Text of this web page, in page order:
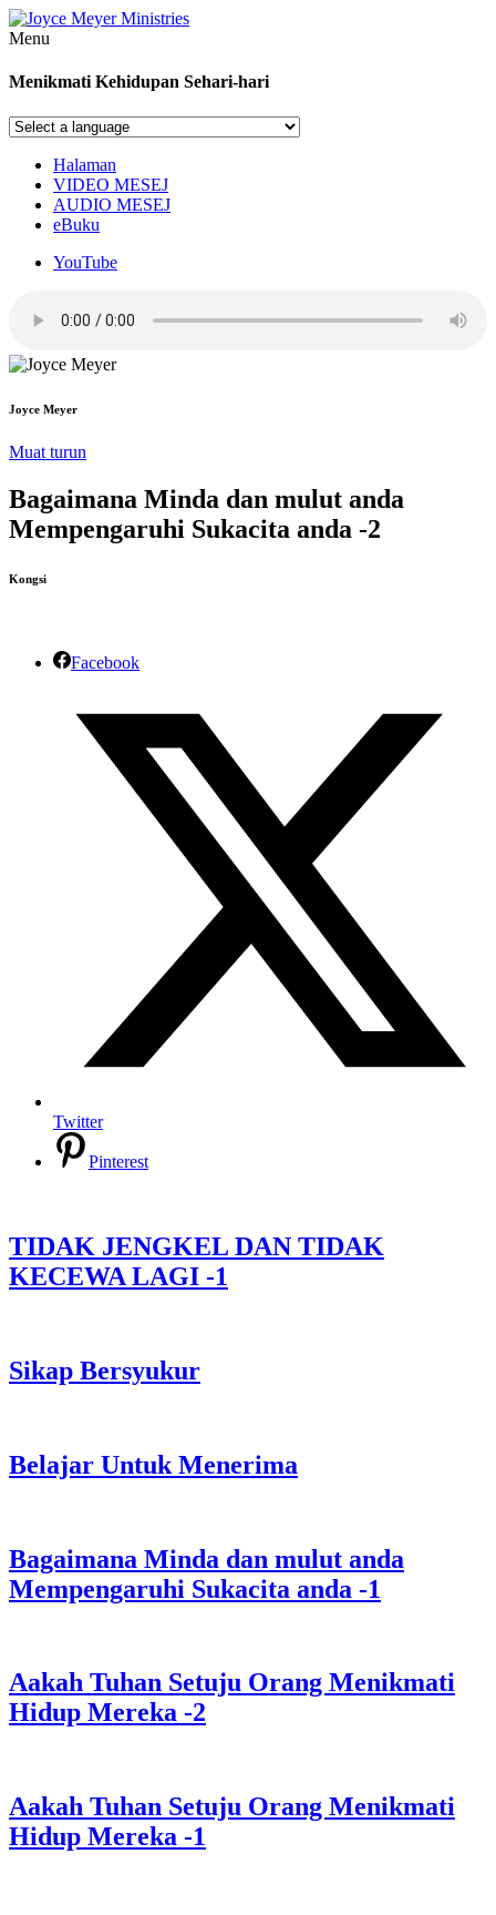
Menu
Menikmati Kehidupan Sehari-hari
Halaman
VIDEO MESEJ
AUDIO MESEJ
eBuku
YouTube
Joyce Meyer
Muat turun
Bagaimana Minda dan mulut anda
Mempengaruhi Sukacita anda -2
Kongsi
Facebook
Twitter
Pinterest
TIDAK JENGKEL DAN TIDAK
KECEWA LAGI -1
Sikap Bersyukur
Belajar Untuk Menerima
Bagaimana Minda dan mulut anda
Mempengaruhi Sukacita anda -1
Aakah Tuhan Setuju Orang Menikmati
Hidup Mereka -2
Aakah Tuhan Setuju Orang Menikmati
Hidup Mereka -1